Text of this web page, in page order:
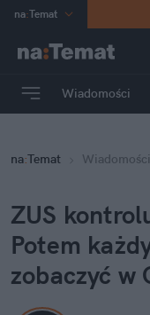
na:Temat
Poland
mama
Rozrywka
Wiadomości
na:Temat Wiadomości
ZUS
Potem
zobaczyć w